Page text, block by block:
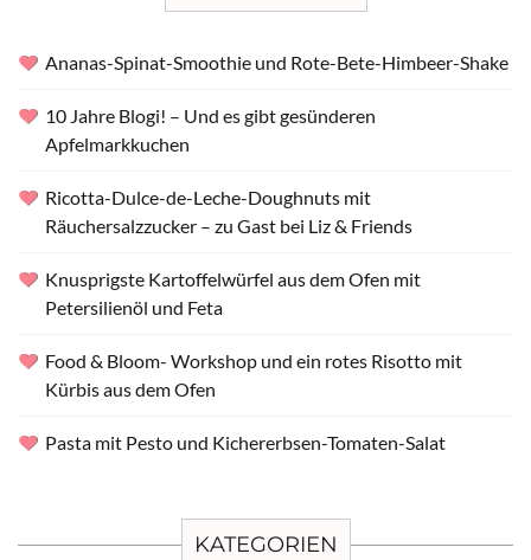
Ananas-Spinat-Smoothie und Rote-Bete-Himbeer-Shake
10 Jahre Blogi! – Und es gibt gesünderen
Apfelmarkkuchen
Ricotta-Dulce-de-Leche-Doughnuts mit
Räuchersalzzucker – zu Gast bei Liz & Friends
Knusprigste Kartoffelwürfel aus dem Ofen mit
Petersilienöl und Feta
Food & Bloom- Workshop und ein rotes Risotto mit
Kürbis aus dem Ofen
Pasta mit Pesto und Kichererbsen-Tomaten-Salat
KATEGORIEN